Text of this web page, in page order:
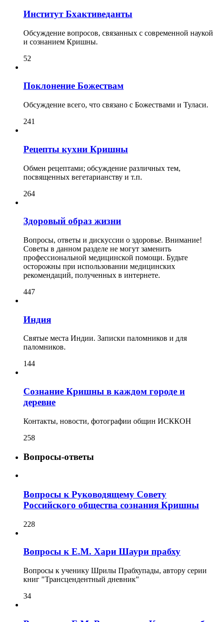
Институт Бхактиведанты
Обсуждение вопросов, связанных с современной наукой
и сознанием Кришны.
52
Поклонение Божествам
Обсуждение всего, что связано с Божествами и Туласи.
241
Рецепты кухни Кришны
Обмен рецептами; обсуждение различных тем,
посвященных вегетарианству и т.п.
264
Здоровый образ жизни
Вопросы, ответы и дискуссии о здоровье. Внимание!
Советы в данном разделе не могут заменить
профессиональной медицинской помощи. Будьте
осторожны при использовании медицинских
рекомендаций, полученных в интернете.
447
Индия
Святые места Индии. Записки паломников и для
паломников.
144
Сознание Кришны в каждом городе и
деревне
Контакты, новости, фотографии общин ИСККОН
258
Вопросы-ответы
Вопросы к Руководящему Совету
Российского общества сознания Кришны
228
Вопросы к Е.М. Хари Шаури прабху
Вопросы к ученику Шрилы Прабхупады, автору серии
книг "Трансцендентный дневник"
34